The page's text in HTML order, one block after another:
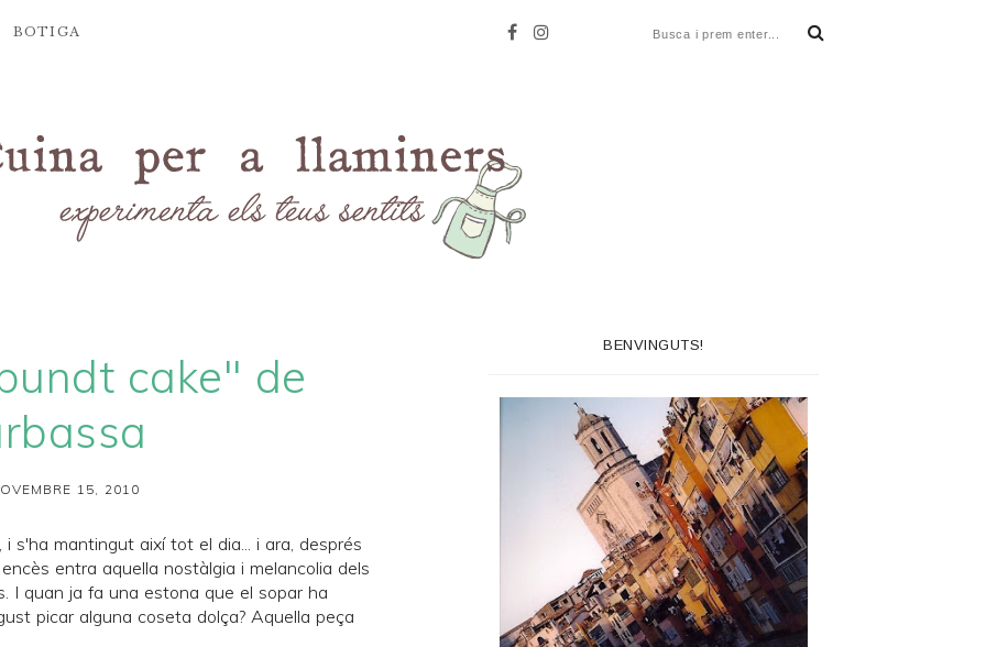
BOTIGA
cake" de
15, 2010
s'ha mantingut així tot el dia... i ara, després
entra aquella nostàlgia i melancolia dels
I quan ja fa una estona que el sopar ha
picar alguna coseta dolça? Aquella peça
BENVINGUTS!